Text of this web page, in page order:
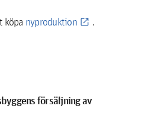
köpa nyproduktion
.
försäljning av